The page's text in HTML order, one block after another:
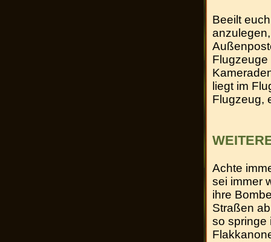
Beeilt
Flugzeuge
liegt im
Flugzeug,
Achte
sei immer
ihre
Straßen
so springe